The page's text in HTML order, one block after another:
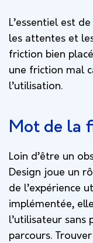
L’essentiel est
les attentes et
friction bien
une friction mal
l’utilisation.
Mot de la
Loin d’être un
Design joue un
de l’expérience
implémentée,
l’utilisateur
parcours.